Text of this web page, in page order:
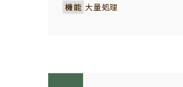
発された洗浄機です。 給食セン
機能 大量処理